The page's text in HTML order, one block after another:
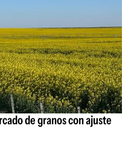
de granos con ajuste